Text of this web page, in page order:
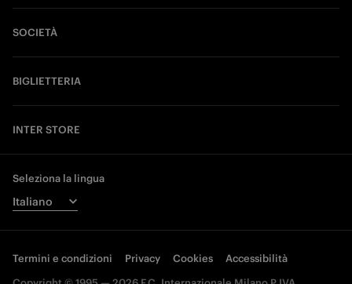
SOCIETÀ
BIGLIETTERIA
INTER STORE
Seleziona la lingua
Termini e condizioni Privacy Cookies
Accessibilità